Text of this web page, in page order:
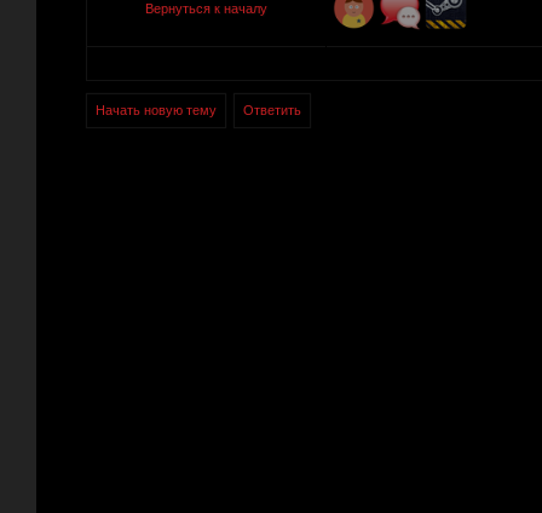
Вернуться к началу
Начать новую тему Ответить